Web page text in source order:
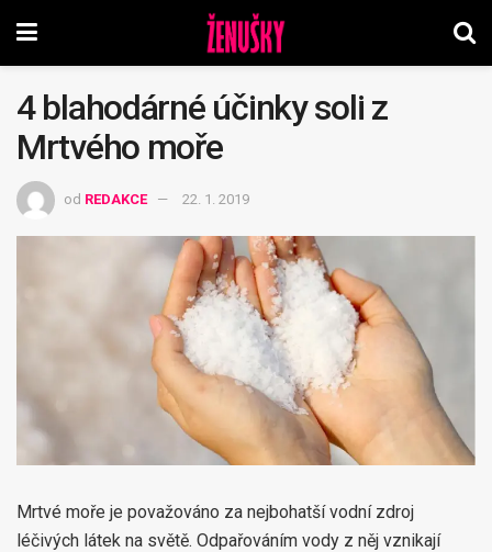
4 blahodárné účinky soli z
Mrtvého moře
od REDAKCE 22. 1. 2019
Mrtvé moře je považováno za nejbohatší vodní zdroj
léčivých látek na světě. Odpařováním vody z něj vznikají